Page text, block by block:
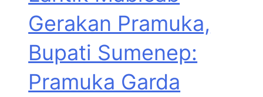
Gerakan Pramuka,
Bupati Sumenep:
Pramuka Garda